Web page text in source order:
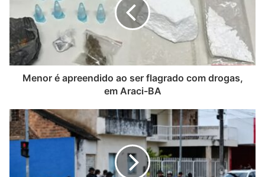
Menor é apreendido ao ser flagrado com drogas,
em Araci-BA